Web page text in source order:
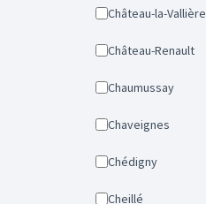
Château-la-Vallière
Château-Renault
Chaumussay
Chaveignes
Chédigny
Cheillé